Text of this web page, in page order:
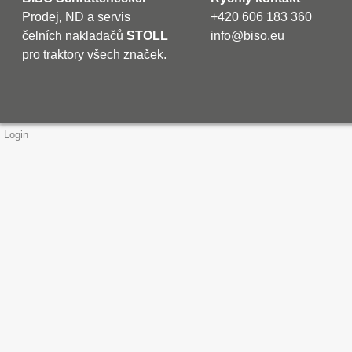
Prodej, ND a servis
čelních nakladačů STOLL
pro traktory všech značek.
+420 606 183 360
info@biso.eu
Login